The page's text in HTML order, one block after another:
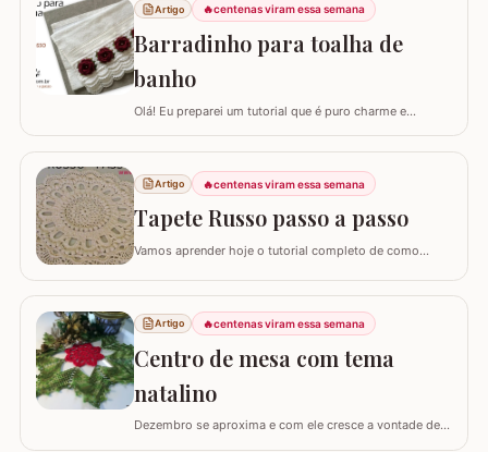
Artigo 🔥centenas viram essa semana
Barradinho para toalha de
banho
Olá! Eu preparei um tutorial que é puro charme e
como confeccionar um Barradinho para Toalha de
Banho ou Toalha de Rosto passo a passo. Esse
trabalho transforma uma peça simples em um item de
decoração de luxo, ideal para presentear ou para…
Artigo 🔥centenas viram essa semana
Tapete Russo passo a passo
Vamos aprender hoje o tutorial completo de como
detalhes e texturas, não é difícil de fazer; as imagens e
os textos detalhando cada fase vão facilitar muito o seu
trabalho. Confeccionado originalmente…
Artigo 🔥centenas viram essa semana
Centro de mesa com tema
natalino
Dezembro se aproxima e com ele cresce a vontade de